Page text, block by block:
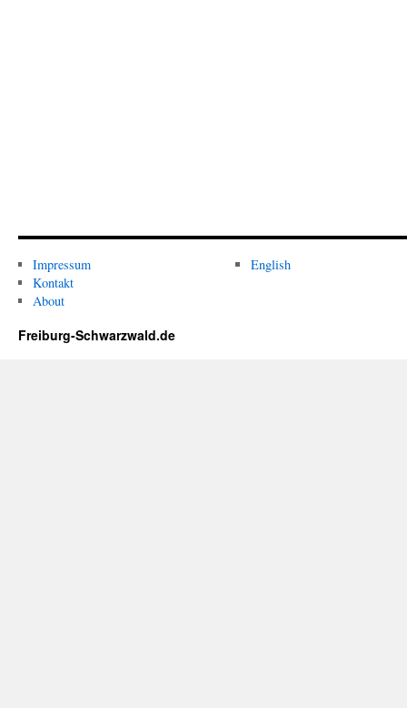
Impressum
Kontakt
About
English
Freiburg-Schwarzwald.de